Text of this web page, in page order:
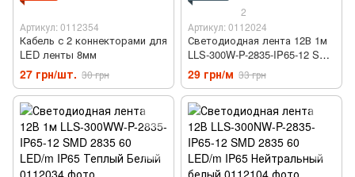
Артикул: 0112354
Кабель с 2 коннекторами для
LED ленты 8мм
27 грн/шт. 30 грн
2
Артикул: 0112024
Светодиодная лента 12В 1м
LLS-300W-P-2835-IP65-12 SMD
2835 60 LED/m IP65 Белый
29 грн/м 33 грн